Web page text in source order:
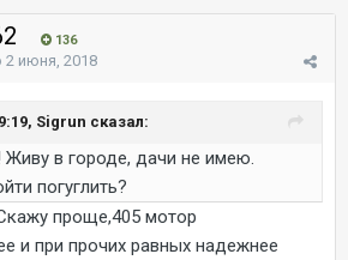
136
2 июня, 2018
Sigrun сказал:
Живу в городе, дачи не имею.
погуглить?
проще,405 мотор
и при прочих равных надежнее